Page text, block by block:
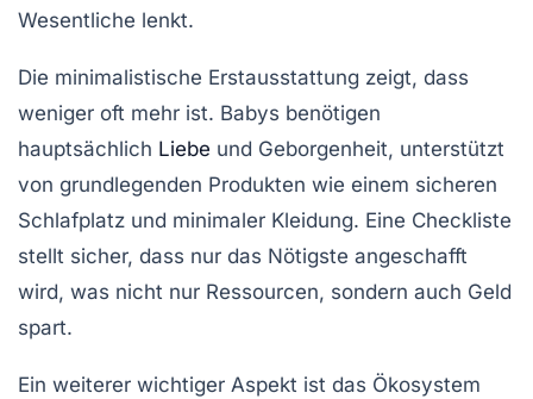
Wesentliche lenkt.
Die minimalistische Erstausstattung zeigt, dass
weniger oft mehr ist. Babys benötigen
hauptsächlich Liebe und Geborgenheit, unterstützt
von grundlegenden Produkten wie einem sicheren
Schlafplatz und minimaler Kleidung. Eine Checkliste
stellt sicher, dass nur das Nötigste angeschafft
wird, was nicht nur Ressourcen, sondern auch Geld
spart.
Ein weiterer wichtiger Aspekt ist das Ökosystem